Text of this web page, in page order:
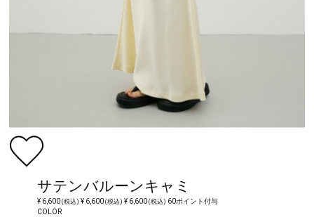
サテンバルーンキャミ
¥ 6,600(税込) ¥ 6,600(税込) ¥ 6,600(税込) 60ポイント付与
COLOR